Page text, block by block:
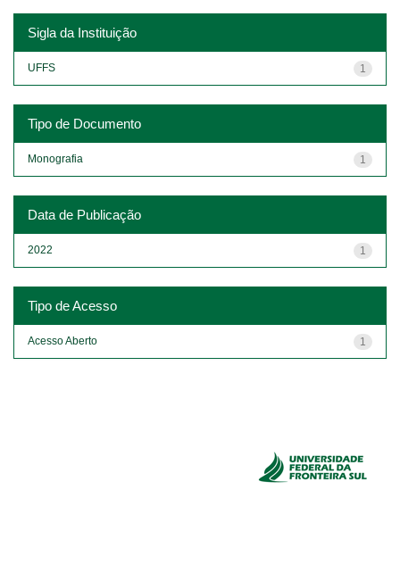
Sigla da Instituição
1
UFFS
Tipo de Documento
1
Monografia
Data de Publicação
1
2022
Tipo de Acesso
1
Acesso Aberto